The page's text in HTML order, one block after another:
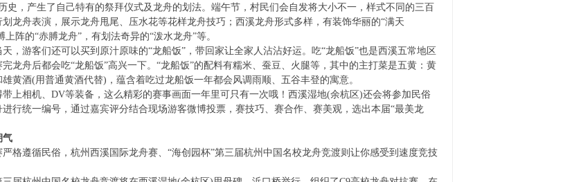
，产生了自己特有的祭拜仪式及龙舟的划法。端午节，村民们会自发将大小不一，样式不同的三百
龙舟表演，展示龙舟甩尾、压水花等花样龙舟技巧；西溪龙舟形式多样，有装饰华丽的“满天
阵的“赤膊龙舟”，有划法奇异的“泼水龙舟”等。
游客们还可以买到原汁原味的“龙船饭”，带回家让全家人沾沾好运。吃“龙船饭”也是西溪五常地区
龙舟后都会吃“龙船饭”高兴一下。“龙船饭”的配料有糯米、蚕豆、火腿等，其中的主打菜是五黄：黄
黄酒(用普通黄酒代替)，蕴含着吃过龙船饭一年都会风调雨顺、五谷丰登的寓意。
相机、DV等装备，这么精彩的赛事画面一年里可只有一次哦！西溪湿地(余杭区)还会将参加民俗
行统一编号，通过嘉宾评分结合现场游客微博投票，赛技巧、赛合作、赛美观，选出本届“最美龙
气
遵循民俗，杭州西溪国际龙舟赛、“海创园杯”第三届杭州中国名校龙舟竞渡则让你感受到速度竞技